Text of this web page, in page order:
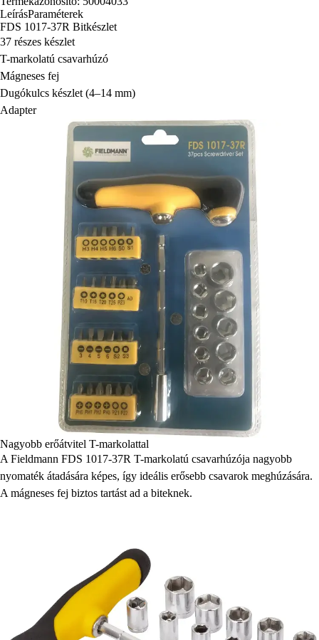
LeírásParaméterek
FDS 1017-37R Bitkészlet
37 részes készlet
T-markolatú csavarhúzó
Mágneses fej
Dugókulcs készlet (4–14 mm)
Adapter
Nagyobb erőátvitel T-markolattal
A Fieldmann FDS 1017-37R T-markolatú csavarhúzója nagyobb
nyomaték átadására képes, így ideális erősebb csavarok meghúzására.
A mágneses fej biztos tartást ad a biteknek.